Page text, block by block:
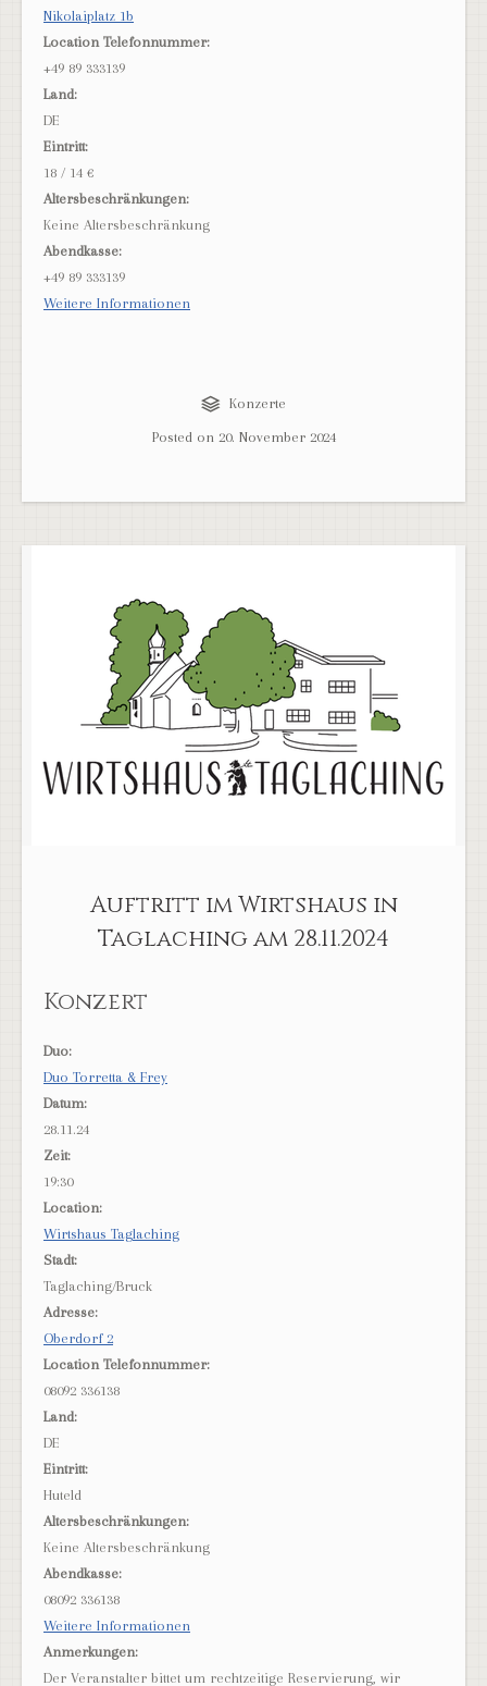
Nikolaiplatz 1b
Location Telefonnummer:
+49 89 333139
Land:
DE
Eintritt:
18 / 14 €
Altersbeschränkungen:
Keine Altersbeschränkung
Abendkasse:
+49 89 333139
Weitere Informationen
Konzerte
Posted on 20. November 2024
Auftritt im Wirtshaus in
Taglaching am 28.11.2024
Konzert
Duo:
Duo Torretta & Frey
Datum:
28.11.24
Zeit:
19:30
Location:
Wirtshaus Taglaching
Stadt:
Taglaching/Bruck
Adresse:
Oberdorf 2
Location Telefonnummer:
08092 336138
Land:
DE
Eintritt:
Huteld
Altersbeschränkungen:
Keine Altersbeschränkung
Abendkasse:
08092 336138
Weitere Informationen
Anmerkungen:
Der Veranstalter bittet um rechtzeitige Reservierung, wir